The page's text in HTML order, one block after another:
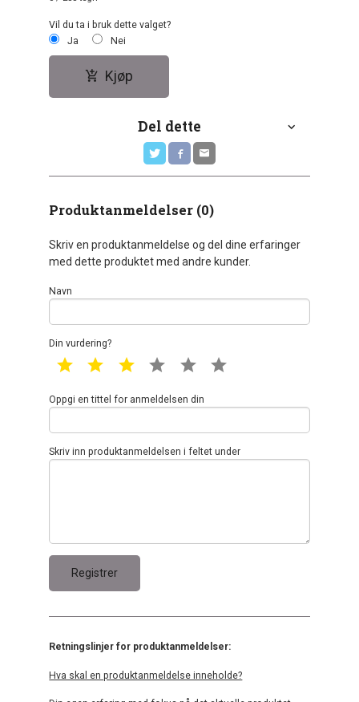
Vil du ta i bruk dette valget?
Ja
Nei
Kjøp
Del dette
Produktanmeldelser (0)
Skriv en produktanmeldelse og del dine erfaringer
med dette produktet med andre kunder.
Navn
Din vurdering?
1 star 2 star 3 star 4 star 5 star
Oppgi en tittel for anmeldelsen din
Skriv inn produktanmeldelsen i feltet under
Retningslinjer for produktanmeldelser:
Hva skal en produktanmeldelse inneholde?